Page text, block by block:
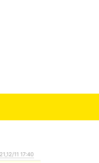
11 17:40